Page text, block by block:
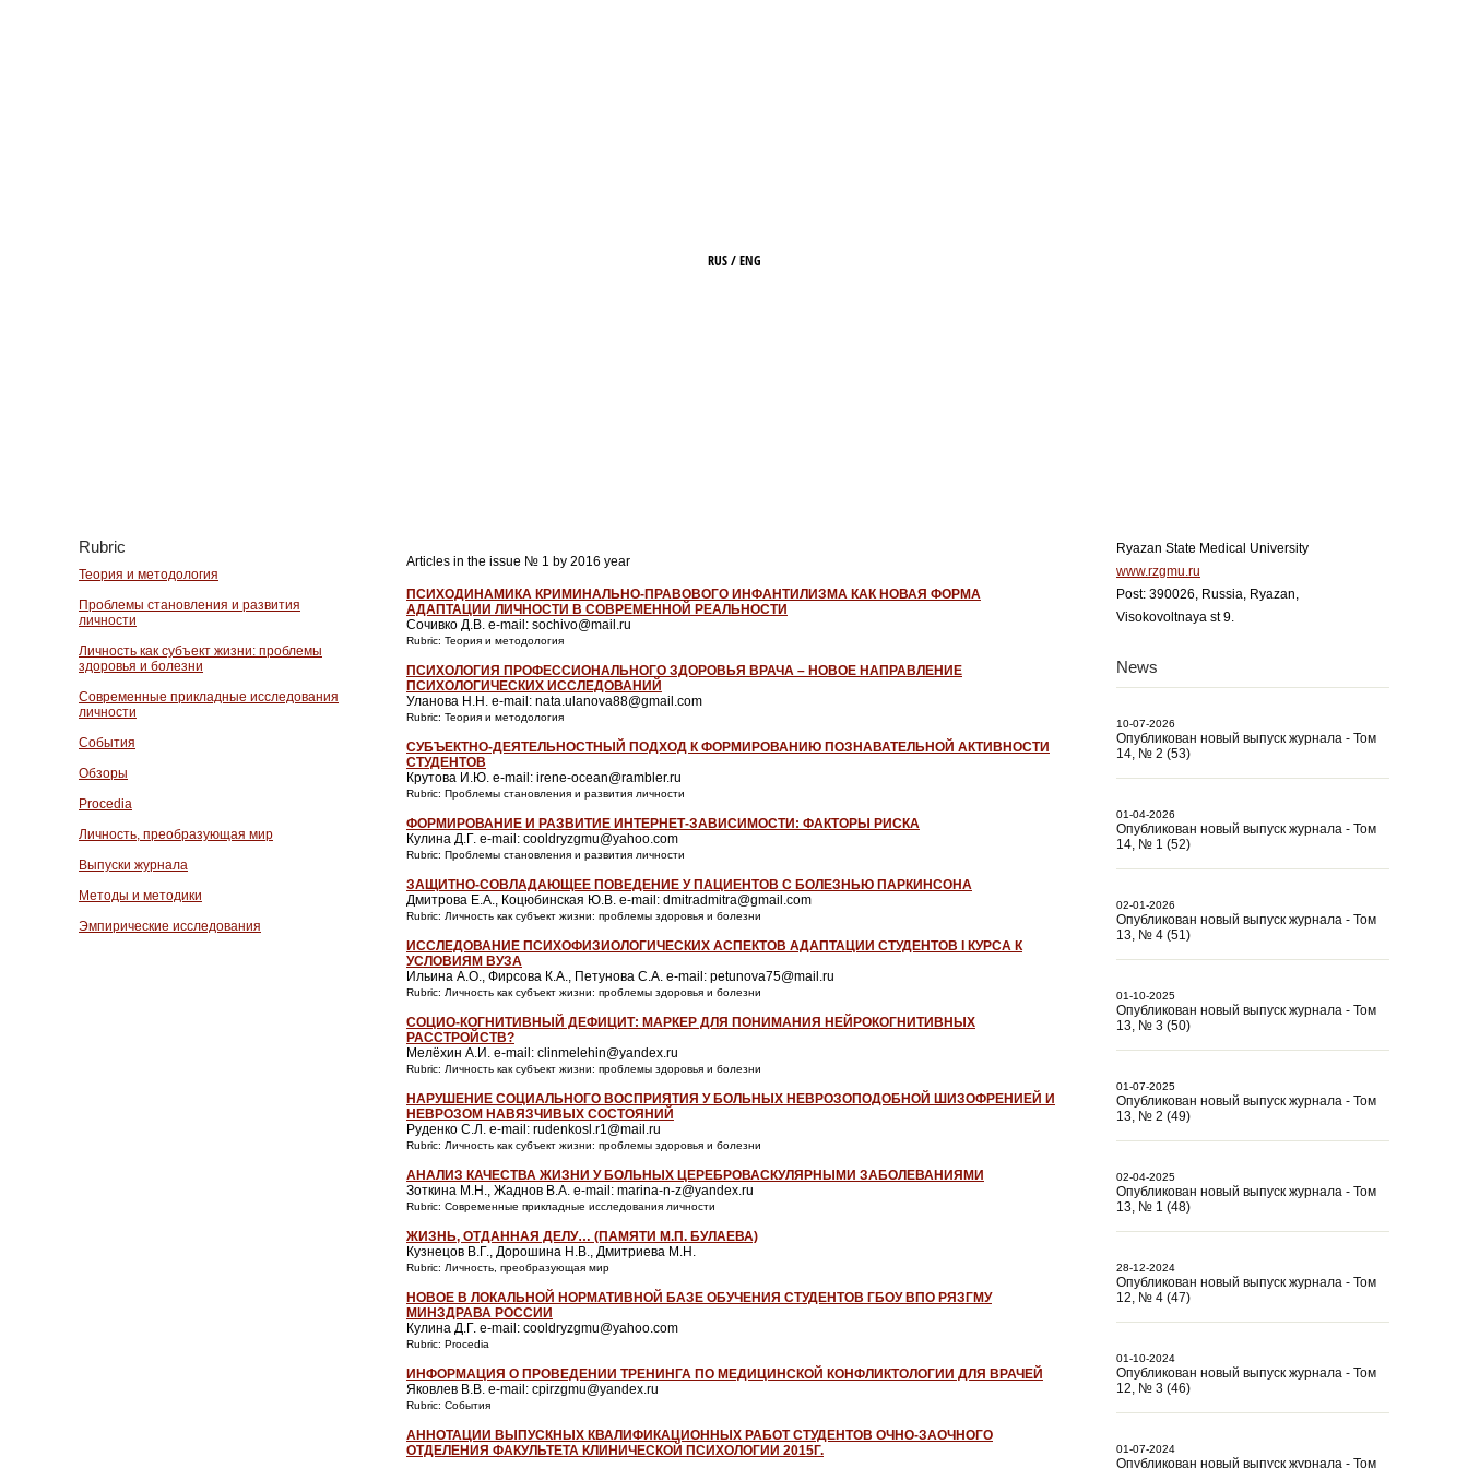
RUS/ENG
Rubric
Теория и методология
Проблемы становления и развития
личности
Личность как субъект жизни: проблемы
здоровья и болезни
Современные прикладные исследования
личности
События
Обзоры
Procedia
Личность, преобразующая мир
Выпуски журнала
Методы и методики
Эмпирические исследования
Articles in the issue № 1 by 2016 year
ПСИХОДИНАМИКА КРИМИНАЛЬНО-ПРАВОВОГО ИНФАНТИЛИЗМА КАК НОВАЯ ФОРМА
АДАПТАЦИИ ЛИЧНОСТИ В СОВРЕМЕННОЙ РЕАЛЬНОСТИ
Сочивко Д.В. e-mail: sochivo@mail.ru
Rubric: Теория и методология
ПСИХОЛОГИЯ ПРОФЕССИОНАЛЬНОГО ЗДОРОВЬЯ ВРАЧА – НОВОЕ НАПРАВЛЕНИЕ
ПСИХОЛОГИЧЕСКИХ ИССЛЕДОВАНИЙ
Уланова Н.Н. e-mail: nata.ulanova88@gmail.com
Rubric: Теория и методология
СУБЪЕКТНО-ДЕЯТЕЛЬНОСТНЫЙ ПОДХОД К ФОРМИРОВАНИЮ ПОЗНАВАТЕЛЬНОЙ АКТИВНОСТИ
СТУДЕНТОВ
Крутова И.Ю. e-mail: irene-ocean@rambler.ru
Rubric: Проблемы становления и развития личности
ФОРМИРОВАНИЕ И РАЗВИТИЕ ИНТЕРНЕТ-ЗАВИСИМОСТИ: ФАКТОРЫ РИСКА
Кулина Д.Г. e-mail: cooldryzgmu@yahoo.com
Rubric: Проблемы становления и развития личности
ЗАЩИТНО-СОВЛАДАЮЩЕЕ ПОВЕДЕНИЕ У ПАЦИЕНТОВ С БОЛЕЗНЬЮ ПАРКИНСОНА
Дмитрова Е.А., Коцюбинская Ю.В. e-mail: dmitradmitra@gmail.com
Rubric: Личность как субъект жизни: проблемы здоровья и болезни
ИССЛЕДОВАНИЕ ПСИХОФИЗИОЛОГИЧЕСКИХ АСПЕКТОВ АДАПТАЦИИ СТУДЕНТОВ I КУРСА К
УСЛОВИЯМ ВУЗА
Ильина А.О., Фирсова К.А., Петунова С.А. e-mail: petunova75@mail.ru
Rubric: Личность как субъект жизни: проблемы здоровья и болезни
СОЦИО-КОГНИТИВНЫЙ ДЕФИЦИТ: МАРКЕР ДЛЯ ПОНИМАНИЯ НЕЙРОКОГНИТИВНЫХ
РАССТРОЙСТВ?
Мелёхин А.И. e-mail: clinmelehin@yandex.ru
Rubric: Личность как субъект жизни: проблемы здоровья и болезни
НАРУШЕНИЕ СОЦИАЛЬНОГО ВОСПРИЯТИЯ У БОЛЬНЫХ НЕВРОЗОПОДОБНОЙ ШИЗОФРЕНИЕЙ И
НЕВРОЗОМ НАВЯЗЧИВЫХ СОСТОЯНИЙ
Руденко С.Л. e-mail: rudenkosl.r1@mail.ru
Rubric: Личность как субъект жизни: проблемы здоровья и болезни
АНАЛИЗ КАЧЕСТВА ЖИЗНИ У БОЛЬНЫХ ЦЕРЕБРОВАСКУЛЯРНЫМИ ЗАБОЛЕВАНИЯМИ
Зоткина М.Н., Жаднов В.А. e-mail: marina-n-z@yandex.ru
Rubric: Современные прикладные исследования личности
ЖИЗНЬ, ОТДАННАЯ ДЕЛУ… (ПАМЯТИ М.П. БУЛАЕВА)
Кузнецов В.Г., Дорошина Н.В., Дмитриева М.Н.
Rubric: Личность, преобразующая мир
НОВОЕ В ЛОКАЛЬНОЙ НОРМАТИВНОЙ БАЗЕ ОБУЧЕНИЯ СТУДЕНТОВ ГБОУ ВПО РЯЗГМУ
МИНЗДРАВА РОССИИ
Кулина Д.Г. e-mail: cooldryzgmu@yahoo.com
Rubric: Procedia
ИНФОРМАЦИЯ О ПРОВЕДЕНИИ ТРЕНИНГА ПО МЕДИЦИНСКОЙ КОНФЛИКТОЛОГИИ ДЛЯ ВРАЧЕЙ
Яковлев В.В. e-mail: cpirzgmu@yandex.ru
Rubric: События
АННОТАЦИИ ВЫПУСКНЫХ КВАЛИФИКАЦИОННЫХ РАБОТ СТУДЕНТОВ ОЧНО-ЗАОЧНОГО
ОТДЕЛЕНИЯ ФАКУЛЬТЕТА КЛИНИЧЕСКОЙ ПСИХОЛОГИИ 2015Г.
Ryazan State Medical University
www.rzgmu.ru
Post: 390026, Russia, Ryazan,
Visokovoltnaya st 9.
News
10-07-2026
Опубликован новый выпуск журнала - Том
14, № 2 (53)
01-04-2026
Опубликован новый выпуск журнала - Том
14, № 1 (52)
02-01-2026
Опубликован новый выпуск журнала - Том
13, № 4 (51)
01-10-2025
Опубликован новый выпуск журнала - Том
13, № 3 (50)
01-07-2025
Опубликован новый выпуск журнала - Том
13, № 2 (49)
02-04-2025
Опубликован новый выпуск журнала - Том
13, № 1 (48)
28-12-2024
Опубликован новый выпуск журнала - Том
12, № 4 (47)
01-10-2024
Опубликован новый выпуск журнала - Том
12, № 3 (46)
01-07-2024
Опубликован новый выпуск журнала - Том